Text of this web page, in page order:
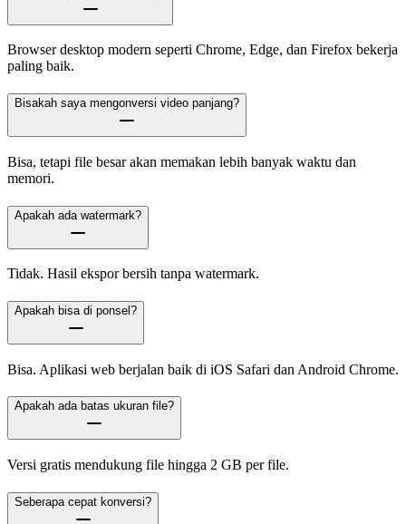
Browser desktop modern seperti Chrome, Edge, dan Firefox bekerja
paling baik.
Bisakah saya mengonversi video panjang?
Bisa, tetapi file besar akan memakan lebih banyak waktu dan
memori.
Apakah ada watermark?
Tidak. Hasil ekspor bersih tanpa watermark.
Apakah bisa di ponsel?
Bisa. Aplikasi web berjalan baik di iOS Safari dan Android Chrome.
Apakah ada batas ukuran file?
Versi gratis mendukung file hingga 2 GB per file.
Seberapa cepat konversi?